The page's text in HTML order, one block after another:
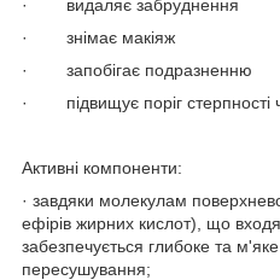
· видаляє забруднення
· знімає макіяж
· запобігає подразненню
· підвищує поріг стерпності
Активні компоненти:
· завдяки молекулам
ефірів жирних кислот), що
забезпечується глибоке та
пересушування;